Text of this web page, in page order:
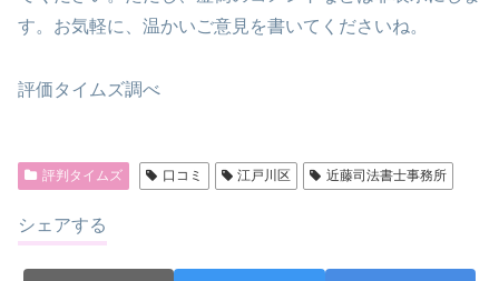
す。お気軽に、温かいご意見を書いてくださいね。
評価タイムズ調べ
評判タイムズ 口コミ 江戸川区 近藤司法書士事務所
シェアする